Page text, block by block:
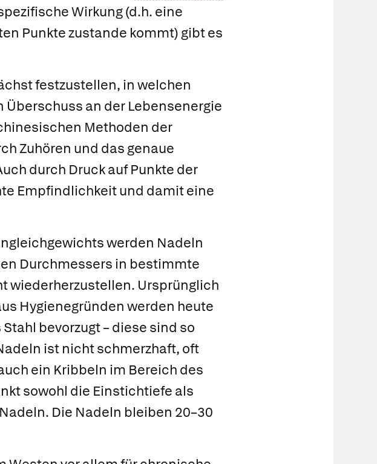
Wirkung(d.h. eine
Punkte zustande kommt) gibt es
festzustellen, in welchen
an der Lebensenergie
Methoden der
Zuhören und das genaue
durch Druck auf Punkte der
Empfindlichkeit und damit eine
werden Nadeln
Durchmessers in bestimmte
wiederherzustellen. Ursprünglich
Hygienegründen werden heute
bevorzugt – diese sind so
ist nicht schmerzhaft, oft
ein Kribbeln im Bereich des
sowohl die Einstichtiefe als
Die Nadeln bleiben 20–30